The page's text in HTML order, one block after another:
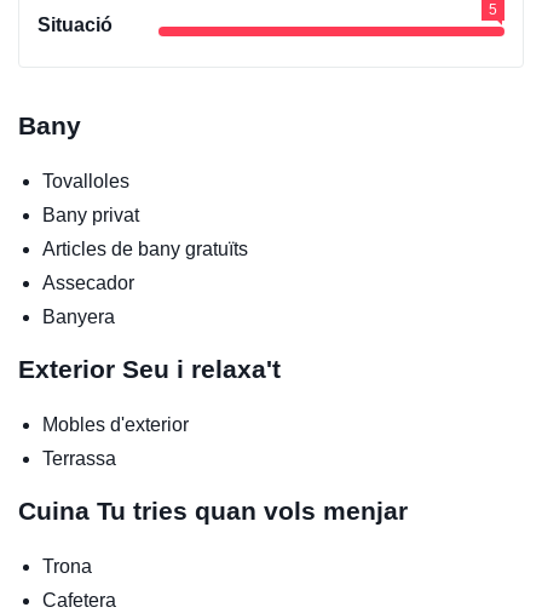
Situació
5
Bany
Tovalloles
Bany privat
Articles de bany gratuïts
Assecador
Banyera
Exterior Seu i relaxa't
Mobles d'exterior
Terrassa
Cuina Tu tries quan vols menjar
Trona
Cafetera